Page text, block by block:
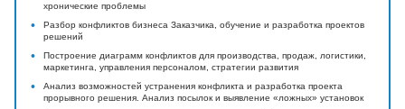
хронические проблемы
•
Разбор конфликтов бизнеса Заказчика, обучение и разработка проектов
решений
•
Построение диаграмм конфликтов для производства, продаж, логистики,
маркетинга, управления персоналом, стратегии развития
•
Анализ возможностей устранения конфликта и разработка проекта
прорывного решения. Анализ посылок и выявление «ложных» установок